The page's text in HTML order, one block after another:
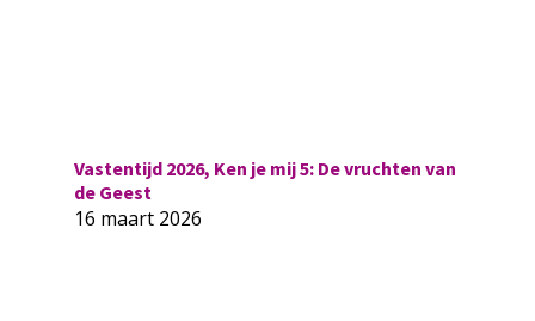
Vastentijd 2026, Ken je mij 5: De vruchten van
de Geest
16 maart 2026